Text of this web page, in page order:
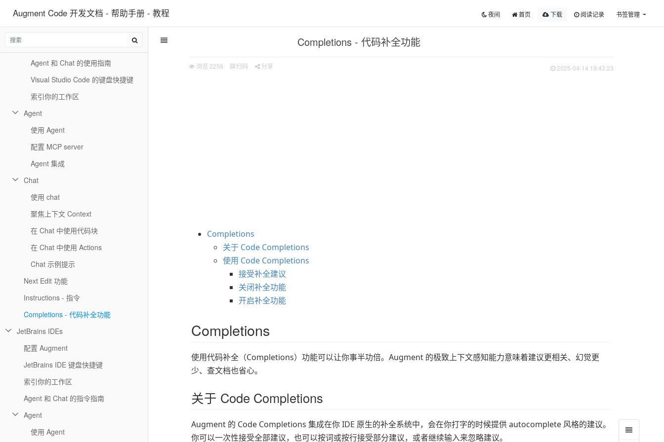
Augment Code 开发文档 - 帮助手册 - 教程 夜间 首页 下载 阅读记录 书签管理
Completions - 代码补全功能
浏览 2256 扫码 分享 2025-04-14 19:43:23
Completions
关于 Code Completions
使用 Code Completions
接受补全建议
关闭补全功能
开启补全功能
Completions
使用代码补全（Completions）功能可以让你事半功倍。Augment 的极致上下文感知能力意味着建议更相关、幻觉更
少、查文档也省心。
关于 Code Completions
Augment 的 Code Completions 集成在你 IDE 原生的补全系统中，会在你打字的时候提供 autocomplete 风格的建议。
你可以一次性接受全部建议，也可以按词或按行接受部分建议，或者继续输入来忽略建议。
配置 Augment
在 Visual Studio Code 上安装 Augment
Agent 和 Chat 的使用指南
Visual Studio Code 的键盘快捷键
索引你的工作区
Agent
使用 Agent
配置 MCP server
Agent 集成
Chat
使用 chat
聚焦上下文 Context
在 Chat 中使用代码块
在 Chat 中使用 Actions
Chat 示例提示
Next Edit 功能
Instructions - 指令
Completions - 代码补全功能
JetBrains IDEs
配置 Augment
JetBrains IDE 键盘快捷键
索引你的工作区
Agent 和 Chat 的指令指南
Agent
使用 Agent